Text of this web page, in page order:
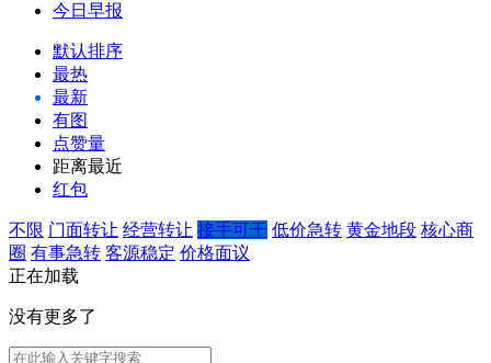
今日早报
默认排序
最热
最新
有图
点赞量
距离最近
红包
不限 门面转让 经营转让 接手可干 低价急转 黄金地段 核心商
圈 有事急转 客源稳定 价格面议
正在加载
没有更多了